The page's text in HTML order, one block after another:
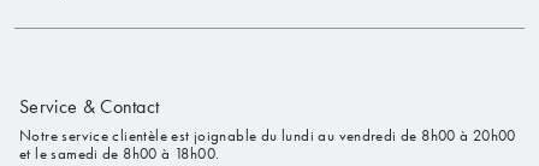
Service & Contact
Notre service clientèle est joignable du lundi au vendredi de 8h00 à 20h00
et le samedi de 8h00 à 18h00.